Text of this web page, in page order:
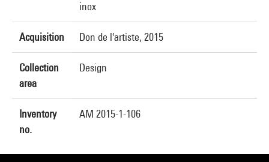
inox
Acquisition Don de l'artiste, 2015
Collection
area
Design
Inventory
no.
AM 2015-1-106